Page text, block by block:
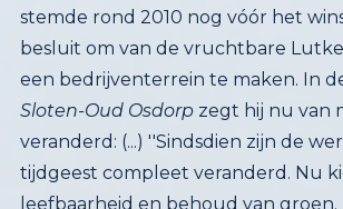
een bedrijventerrein te maken. In
Sloten-Oud Osdorpzegt hij nu van
veranderd: (...)
tijdgeest compleet
leefbaarheid en behoud
Als je de hele polder
fors moeten